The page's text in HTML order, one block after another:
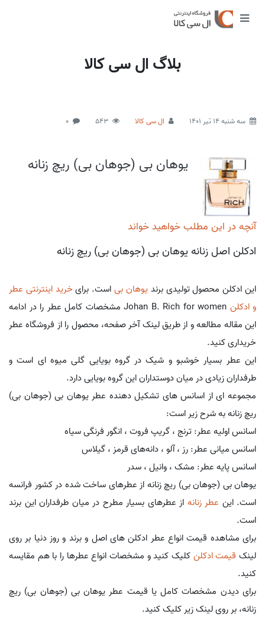
بلاگ ال سی کالا
سه شنبه 14 تیر 1401 ال سی کالا 543
0
یوهان بی (جوهان بی) ریچ زنانه
آنچه در این مطلب خواهید خواند
ادکلن اصل زنانه یوهان بی (جوهان بی) ریچ زنانه
این ادکلن محصول تولیدی برندیوهان بیاست. برایخرید اینترنتی عطر
و ادکلن
Johan B. Rich for women مشخصات کامل عطر را در ادامه
این مقاله مطالعه و از طریق لینک آخر صفحه، محصول را از فروشگاه عطر
خریداری کنید.
این عطر بسیار خوشبو و شیک در گروه بویایی گلی میوه ای است و
طرفداران زیادی در میان دوستداران این گروه بویایی دارد.
مجموعه ای از اسانس های تشکیل دهنده عطر یوهان بی (جوهان بی)
ریچ زنانه به شرح زیر است:
اسانس اولیه عطر: ترنج ، گریپ فروت ، انگور فرنگی سیاه
اسانس میانی عطر: رز ، آلو ، دانه‌های قرمز ، گیلاس
اسانس پایه عطر: مشک ، وانیل ، سدر
یوهان بی (جوهان بی) ریچ زنانه از عطرهای ساخت شده در کشور فرانسه
است. این عطر زنانه از عطرهای بسیار مطرح در میان طرفداران این برند
است.
برای مشاهده قیمت انواع عطر ادکلن های اصل و برند و روز دنیا بر روی
لینک قیمت ادکلن کلیک کنید و مشخصات انواع عطرها را با هم مقایسه
کنید.
برای دیدن مشخصات کامل یا قیمت عطر یوهان بی (جوهان بی) ریچ
زنانه، بر روی لینک زیر کلیک کنید.